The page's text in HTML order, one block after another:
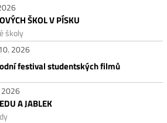
ŠKOL V PÍSKU
školy
2026
festival studentských filmů
2026
A JABLEK